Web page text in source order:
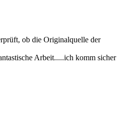
ob die Originalquelle der
Arbeit.....ich komm sicher